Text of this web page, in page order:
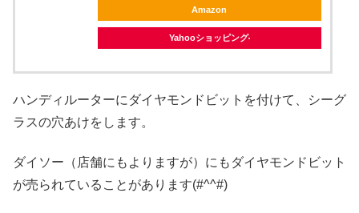
Amazon
Yahooショッピング
ハンディルーターにダイヤモンドビットを付けて、シーグ
ラスの穴あけをします。
ダイソー（店舗にもよりますが）にもダイヤモンドビット
が売られていることがあります(#^^#)